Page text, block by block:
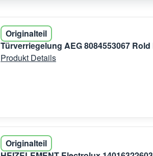
Originalteil
Türverriegelung AEG 8084553067
Produkt Details
Originalteil